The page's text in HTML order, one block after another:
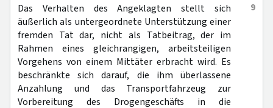
9
Das Verhalten des Angeklagten stellt sich
äußerlich als untergeordnete Unterstützung einer
fremden Tat dar, nicht als Tatbeitrag, der im
Rahmen eines gleichrangigen, arbeitsteiligen
Vorgehens von einem Mittäter erbracht wird. Es
beschränkte sich darauf, die ihm überlassene
Anzahlung und das Transportfahrzeug zur
Vorbereitung des Drogengeschäfts in die